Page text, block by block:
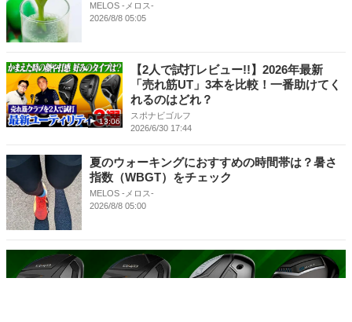
MELOS -メロス-
2026/8/8 05:05
13:06
【2人で試打レビュー!!】2026年最新
「売れ筋UT」3本を比較！一番助けてく
れるのはどれ？
スポナビゴルフ
2026/6/30 17:44
夏のウォーキングにおすすめの時間帯は？暑さ
指数（WBGT）をチェック
MELOS -メロス-
2026/8/8 05:00